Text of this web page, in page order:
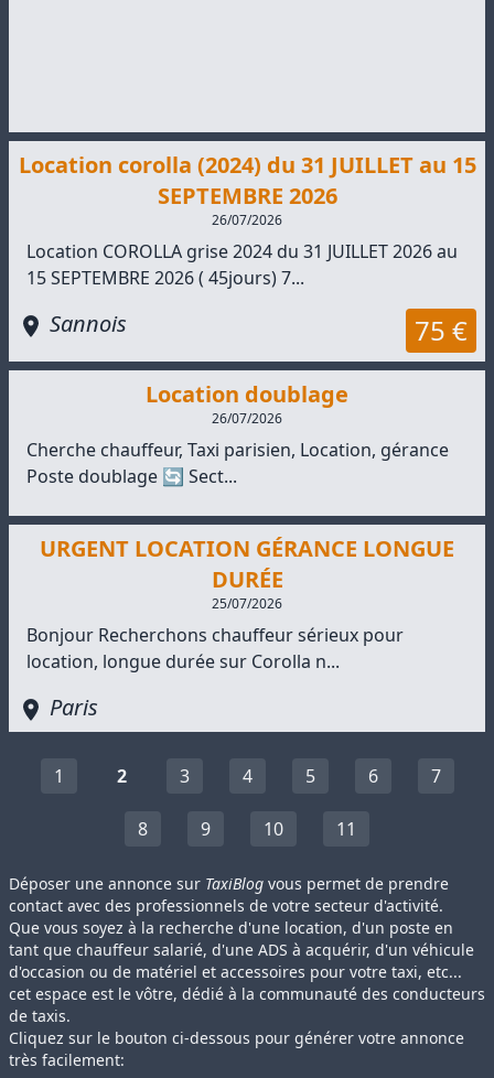
Location corolla (2024) du 31 JUILLET au 15
SEPTEMBRE 2026
26/07/2026
Location COROLLA grise 2024 du 31 JUILLET 2026 au
15 SEPTEMBRE 2026 ( 45jours) 7...
Sannois 75 €
Location doublage
26/07/2026
Cherche chauffeur, Taxi parisien, Location, gérance
Poste doublage 🔄 Sect...
URGENT LOCATION GÉRANCE LONGUE
DURÉE
25/07/2026
Bonjour Recherchons chauffeur sérieux pour
location, longue durée sur Corolla n...
Paris
1 2 3 4 5 6 7
8 9 10 11
Déposer une annonce sur TaxiBlog vous permet de prendre
contact avec des professionnels de votre secteur d'activité.
Que vous soyez à la recherche d'une location, d'un poste en
tant que chauffeur salarié, d'une ADS à acquérir, d'un véhicule
d'occasion ou de matériel et accessoires pour votre taxi, etc...
cet espace est le vôtre, dédié à la communauté des conducteurs
de taxis.
Cliquez sur le bouton ci-dessous pour générer votre annonce
très facilement: